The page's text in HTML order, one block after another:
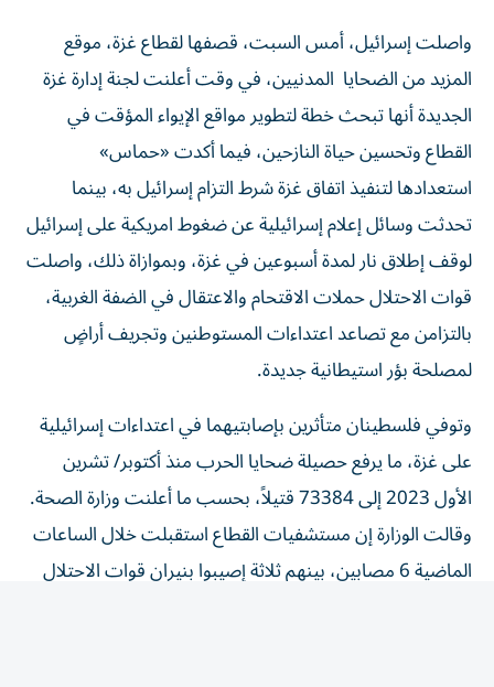
واصلت إسرائيل، أمس السبت، قصفها لقطاع غزة، موقع
المزيد من الضحايا المدنيين، في وقت أعلنت لجنة إدارة غزة
الجديدة أنها تبحث خطة لتطوير مواقع الإيواء المؤقت في
القطاع وتحسين حياة النازحين، فيما أكدت «حماس»
استعدادها لتنفيذ اتفاق غزة شرط التزام إسرائيل به، بينما
تحدثت وسائل إعلام إسرائيلية عن ضغوط امريكية على إسرائيل
لوقف إطلاق نار لمدة أسبوعين في غزة، وبموازاة ذلك، واصلت
قوات الاحتلال حملات الاقتحام والاعتقال في الضفة الغربية،
بالتزامن مع تصاعد اعتداءات المستوطنين وتجريف أراضٍ
لمصلحة بؤر استيطانية جديدة.
وتوفي فلسطينان متأثرين بإصابتيهما في اعتداءات إسرائيلية
على غزة، ما يرفع حصيلة ضحايا الحرب منذ أكتوبر/ تشرين
الأول 2023 إلى 73384 قتيلاً، بحسب ما أعلنت وزارة الصحة.
وقالت الوزارة إن مستشفيات القطاع استقبلت خلال الساعات
الماضية 6 مصابين، بينهم ثلاثة إصيبوا بنيران قوات الاحتلال
في خان يونس، جنوبي القطاع.